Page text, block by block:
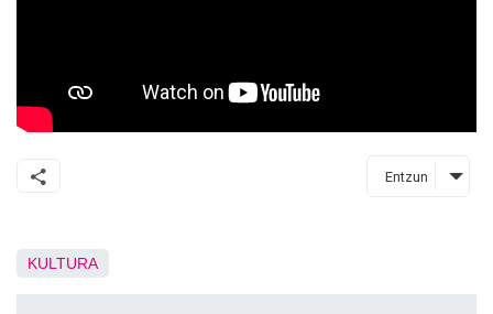
Entzun
KULTURA